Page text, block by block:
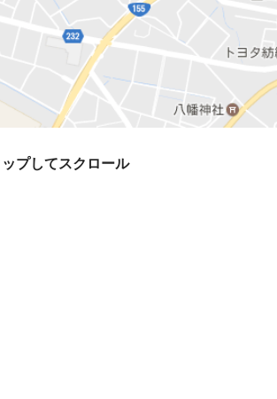
プしてスクロール